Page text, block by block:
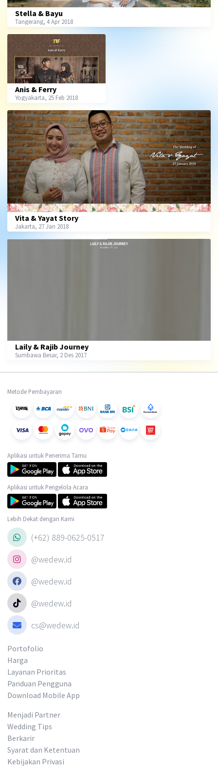
Stella & Bayu
Tangerang, 4 Apr 2018
Anis & Ferry
Yogyakarta, 25 Feb 2018
Vita & Yayat Story
Jakarta, 27 Jan 2018
Laily & Rajib Journey
Sumbawa Besar, 2 Des 2017
Metode Pembayaran
Aplikasi untuk Penerima Tamu
Aplikasi untuk Pengelola Acara
Lebih Dekat dengan Kami
(+62) 889-0625-0517
@wedew.id
@wedew.id
@wedew.id
cs@wedew.id
Portofolio
Harga
Layanan Prioritas
Panduan Pengguna
Download Mobile App
Menjadi Partner
Wedding Tips
Berkarir
Syarat dan Ketentuan
Kebijakan Privasi